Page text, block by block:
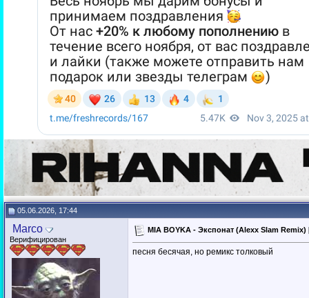
05.06.2026, 17:44
Marco
Верифицирован
MIA BOYKA - Экспонат (Alexx Slam Remix)
песня бесячая, но ремикс толковый